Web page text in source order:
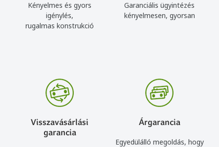
Kényelmes és gyors
igénylés,
rugalmas konstrukció
Garanciális ügyintézés
kényelmesen, gyorsan
Visszavásárlási
garancia
Árgarancia
Egyedülálló megoldás, hogy